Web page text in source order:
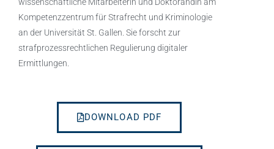
Kompetenzzentrum für Strafrecht und Kriminologie
an der Universität St. Gallen. Sie forscht zur
strafprozessrechtlichen Regulierung digitaler
Ermittlungen.
DOWNLOAD PDF